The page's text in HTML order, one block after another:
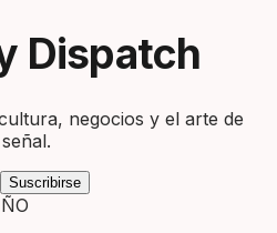
Dispatch
negocios y el arte de
Suscribirse